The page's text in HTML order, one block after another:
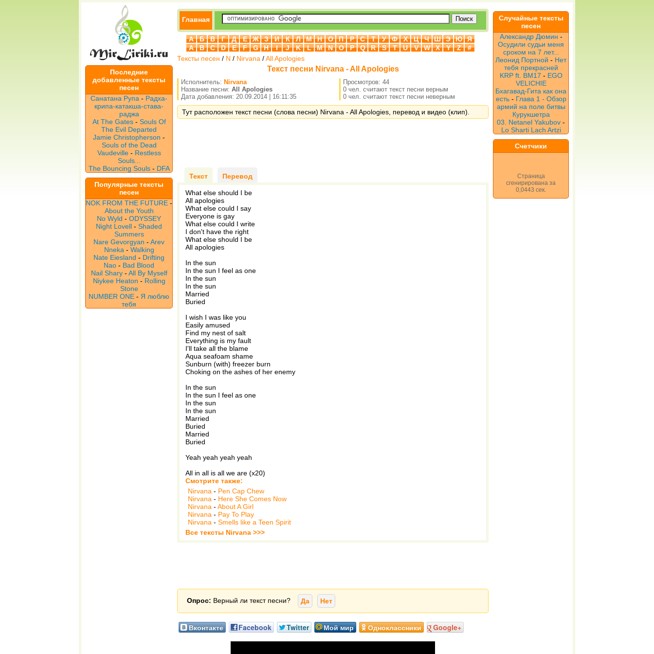
Последние
добавленные тексты
песен
Санатана Рупа - Радха-
крипа-катакша-става-
раджа
At The Gates- Souls Of
The Evil Departed
Jamie Christopherson -
Souls of the Dead
Vaudeville - Restless
Souls...
The Bouncing Souls- DFA
Популярные тексты
песен
NOK FROM THE FUTURE -
About the Youth
No Wyld - ODYSSEY
Night Lovell - Shaded
Summers
Nare Gevorgyan - Arev
Nneka - Walking
Nate Eiesland - Drifting
Nao - Bad Blood
Nail Shary- All By Myself
Niykee Heaton - Rolling
Stone
NUMBER ONE - Я люблю
тебя
Главная
А Б В Г Д Е Ж З И К Л М Н О П Р С Т У Ф Х Ц Ч Ш Э Ю
Я
A
B C D E F G H I J K L M N O P Q R S T U V W X Y Z
#
Тексты песен / N / Nirvana /All Apologies
Текст песни Nirvana - All Apologies
Исполнитель: Nirvana
Название песни: All Apologies
Дата добавления: 20.09.2014 | 16:11:35
Просмотров: 44
0 чел. считают текст песни верным
0 чел. считают текст песни неверным
Тут расположен текст песни (слова песни) Nirvana - All Apologies, перевод и видео (клип).
Текст Перевод
What else should I be
All apologies
What else could I say
Everyone is gay
What else could I write
I don't have the right
What else should I be
All apologies
In the sun
In the sun I feel as one
In the sun
In the sun
Married
Buried
I wish I was like you
Easily amused
Find my nest of salt
Everything is my fault
I'll take all the blame
Aqua seafoam shame
Sunburn (with) freezer burn
Choking on the ashes of her enemy
In the sun
In the sun I feel as one
In the sun
In the sun
Married
Buried
Married
Buried
Yeah yeah yeah yeah
All in all is all we are (x20)
Смотрите также:
Nirvana - Pen Cap Chew
Nirvana - Here She Comes Now
Nirvana - About A Girl
Nirvana - Pay To Play
Nirvana - Smells like a Teen Spirit
Все тексты Nirvana >>>
Опрос: Верный ли текст песни? Да Нет
Вконтакте Facebook Twitter Мой мир Одноклассники Google+
Случайные тексты
песен
Александр Дюмин -
Осудили судьи меня
сроком на 7 лет...
Леонид Портной - Нет
тебя прекрасней
KRP ft. ВМ17 - EGO
VELICHIE
Бхагавад-Гита как она
есть- Глава 1 - Обзор
армий на поле битвы
Курукшетра
03. Netanel Yakubov -
Lo Sharti Lach Artzi
Счетчики
Страница
сгенирирована за
0,0443 сек.